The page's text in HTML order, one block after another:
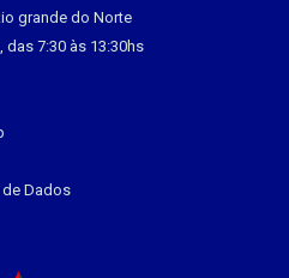
grande do Norte
das 7:30 às 13:30hs
de Dados